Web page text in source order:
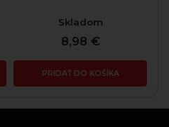
Skladom
8,98 €
PRIDAŤ DO KOŠÍKA